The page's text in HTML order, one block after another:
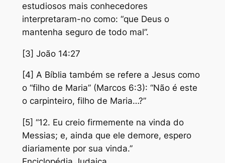
estudiosos mais conhecedores
interpretaram-no como: “que Deus o
mantenha seguro de todo mal”.
[3] João 14:27
[4] A Bíblia também se refere a Jesus como
o “filho de Maria” (Marcos 6:3): “Não é este
o carpinteiro, filho de Maria…?”
[5] “12. Eu creio firmemente na vinda do
Messias; e, ainda que ele demore, espero
diariamente por sua vinda.”